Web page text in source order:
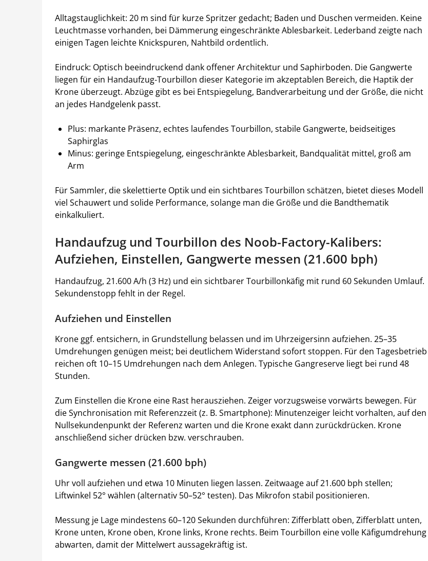
Alltagstauglichkeit: 20 m sind für kurze Spritzer gedacht; Baden und Duschen vermeiden. Keine
Leuchtmasse vorhanden, bei Dämmerung eingeschränkte Ablesbarkeit. Lederband zeigte nach
einigen Tagen leichte Knickspuren, Nahtbild ordentlich.
Eindruck: Optisch beeindruckend dank offener Architektur und Saphirboden. Die Gangwerte
liegen für ein Handaufzug‑Tourbillon dieser Kategorie im akzeptablen Bereich, die Haptik der
Krone überzeugt. Abzüge gibt es bei Entspiegelung, Bandverarbeitung und der Größe, die nicht
an jedes Handgelenk passt.
Plus: markante Präsenz, echtes laufendes Tourbillon, stabile Gangwerte, beidseitiges
Saphirglas
Minus: geringe Entspiegelung, eingeschränkte Ablesbarkeit, Bandqualität mittel, groß am
Arm
Für Sammler, die skelettierte Optik und ein sichtbares Tourbillon schätzen, bietet dieses Modell
viel Schauwert und solide Performance, solange man die Größe und die Bandthematik
einkalkuliert.
Handaufzug und Tourbillon des Noob-Factory-Kalibers:
Aufziehen, Einstellen, Gangwerte messen (21.600 bph)
Handaufzug, 21.600 A/h (3 Hz) und ein sichtbarer Tourbillonkäfig mit rund 60 Sekunden Umlauf.
Sekundenstopp fehlt in der Regel.
Aufziehen und Einstellen
Krone ggf. entsichern, in Grundstellung belassen und im Uhrzeigersinn aufziehen. 25–35
Umdrehungen genügen meist; bei deutlichem Widerstand sofort stoppen. Für den Tagesbetrieb
reichen oft 10–15 Umdrehungen nach dem Anlegen. Typische Gangreserve liegt bei rund 48
Stunden.
Zum Einstellen die Krone eine Rast herausziehen. Zeiger vorzugsweise vorwärts bewegen. Für
die Synchronisation mit Referenzzeit (z. B. Smartphone): Minutenzeiger leicht vorhalten, auf den
Nullsekundenpunkt der Referenz warten und die Krone exakt dann zurückdrücken. Krone
anschließend sicher drücken bzw. verschrauben.
Gangwerte messen (21.600 bph)
Uhr voll aufziehen und etwa 10 Minuten liegen lassen. Zeitwaage auf 21.600 bph stellen;
Liftwinkel 52° wählen (alternativ 50–52° testen). Das Mikrofon stabil positionieren.
Messung je Lage mindestens 60–120 Sekunden durchführen: Zifferblatt oben, Zifferblatt unten,
Krone unten, Krone oben, Krone links, Krone rechts. Beim Tourbillon eine volle Käfigumdrehung
abwarten, damit der Mittelwert aussagekräftig ist.